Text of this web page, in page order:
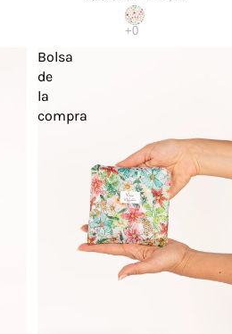
Bolsa
de
la
compra